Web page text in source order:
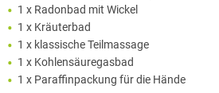
1 x Radonbad mit Wickel
1 x Kräuterbad
1 x klassische Teilmassage
1 x Kohlensäuregasbad
1 x Paraffinpackung für die Hände